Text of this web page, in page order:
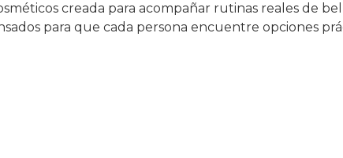
creada para acompañar rutinas reales de
para que cada persona encuentre opciones